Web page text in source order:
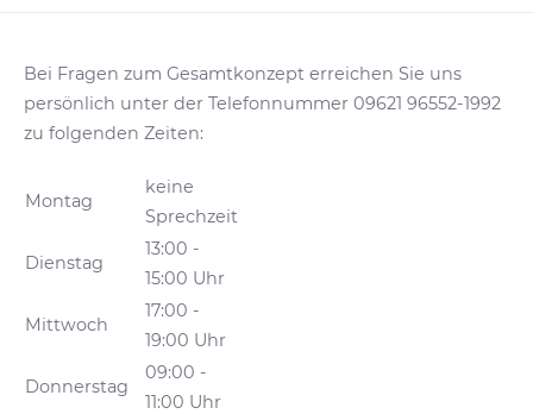
Bei Fragen zum Gesamtkonzept erreichen Sie uns
persönlich unter der Telefonnummer 09621 96552-1992
zu folgenden Zeiten:
Montag
keine
Sprechzeit
Dienstag
13:00 -
15:00 Uhr
Mittwoch
17:00 -
19:00 Uhr
Donnerstag
09:00 -
11:00 Uhr